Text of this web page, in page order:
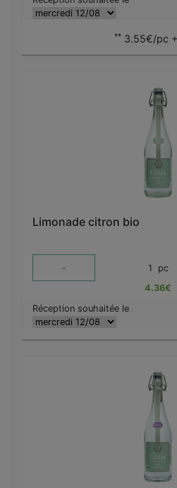
** 3.55€/pc
Limonade citron bio
- 1 pc
4.36€
Réception souhaitée le